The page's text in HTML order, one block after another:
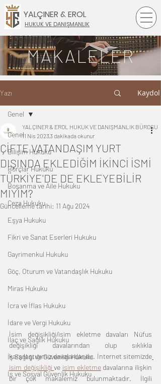
YALÇINER & EROL
HUKUK VE DANIŞMANLIK
MAKALELER
Yazı Kaydol
Genel
Bilişim Hukuku
Borçlar Hukuku
Boşanma ve Aile Hukuku
Ceza Hukuku
Eşya Hukuku
Fikri ve Sanat Eserleri Hukuku
Gayrimenkul Hukuku
Göç, Oturum ve Vatandaşlık Hukuku
Miras Hukuku
İcra ve İflas Hukuku
İdare ve Vergi Hukuku
İlaç ve Sağlık Hukuku
İş Sağlığı ve Güvenliği Hukuku
İş ve Sosyal Güvenlik Hukuku
Genel
ÇİFTE VATANDAŞIM YURT
DIŞINDA EKLEDİĞİM İKİNCİ İSMİ
TÜRKİYE'DE DE EKLEYEBİLİR
MİYİM?
YALÇINER & EROL HUKUK VE DANIŞMANLIK BÜROSU
11 Nis 20233 dakikada okunur
Güncelleme tarihi: 11 Ağu 2024
İsim değişikliği/isim ekletme davaları Nüfus
değişikliği davalarından olup sıklıkla
karşılaştığımız davalardandır. İnternet sitemizde
isim değişikliği ve isim ekletme davalarına ilişkin
bir çok makalemiz bulunmaktadır. İlgili